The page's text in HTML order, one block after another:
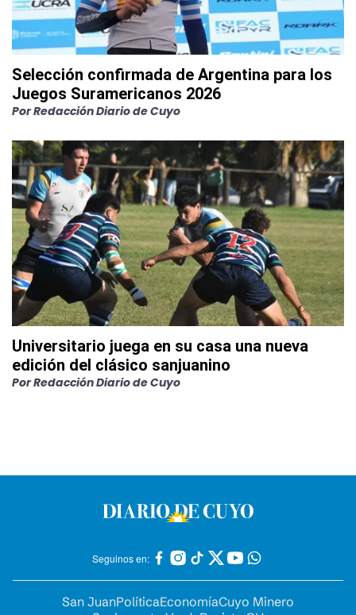
Selección confirmada de Argentina para los
Juegos Suramericanos 2026
PorRedacción Diario de Cuyo
Universitario juega en su casa una nueva
edición del clásico sanjuanino
PorRedacción Diario de Cuyo
Seguinos en:
San JuanPolíticaEconomíaCuyo Minero